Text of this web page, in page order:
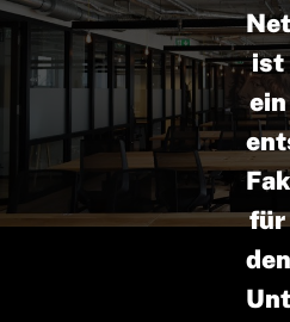
ist
ein
für
den